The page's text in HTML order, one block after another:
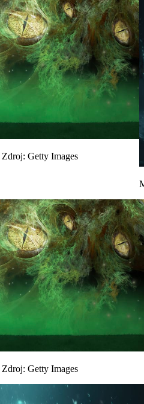
Zdroj: Getty Images
Zdroj: Getty Images